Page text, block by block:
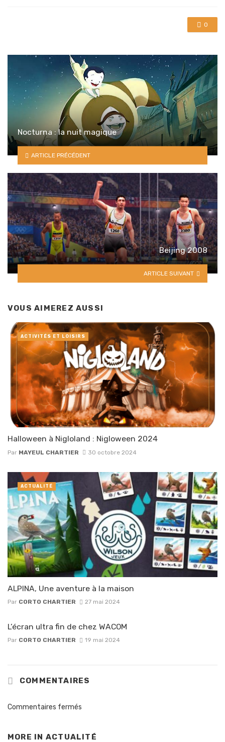
0
Nocturna : la nuit magique
ARTICLE PRÉCÉDENT
Beijing 2008
ARTICLE SUIVANT
VOUS AIMEREZ AUSSI
Halloween à Nigloland : Nigloween 2024
Par MAYEUL CHARTIER 30 octobre 2024
ACTIVITÉS ET LOISIRS
ALPINA, Une aventure à la maison
Par CORTO CHARTIER 27 mai 2024
ACTUALITÉ
L’écran ultra fin de chez WACOM
Par CORTO CHARTIER 19 mai 2024
COMMENTAIRES
Commentaires fermés
MORE IN ACTUALITÉ